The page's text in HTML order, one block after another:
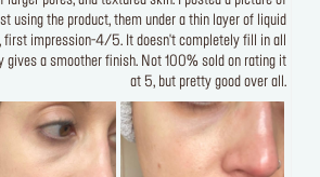
using the product, them under a thin layer of liquid
first impression-4/5. It doesn't completely fill in all
gives a smoother finish. Not 100% sold on rating it
at 5, but pretty good over all.